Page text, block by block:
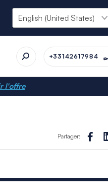
+33142617984
l'offre
Partager: